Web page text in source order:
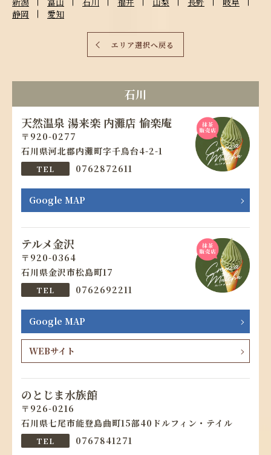
静岡
愛知
エリア選択へ戻る
石川
天然温泉 湯来楽 内灘店 愉楽庵
920-0277
石川県河北郡内灘町字千鳥台4-2-1
0762872611
Google MAP
テルメ金沢
920-0364
石川県金沢市松島町17
0762692211
Google MAP
WEBサイト
のとじま水族館
926-0216
石川県七尾市能登島曲町15部40ドルフィン・テイル
0767841271